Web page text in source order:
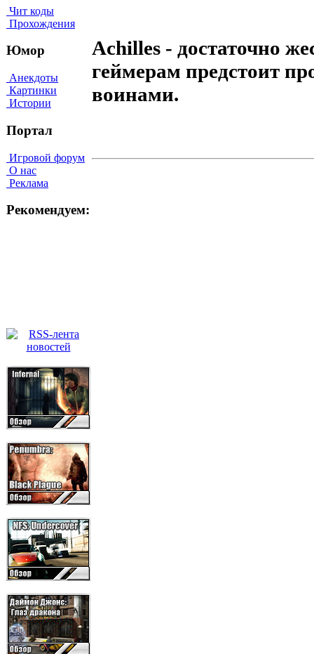
Чит коды
Прохождения
Юмор
Анекдоты
Картинки
Истории
Портал
Игровой форум
О нас
Реклама
Рекомендуем:
Achilles - достаточно
геймерам предстоит
воинами.